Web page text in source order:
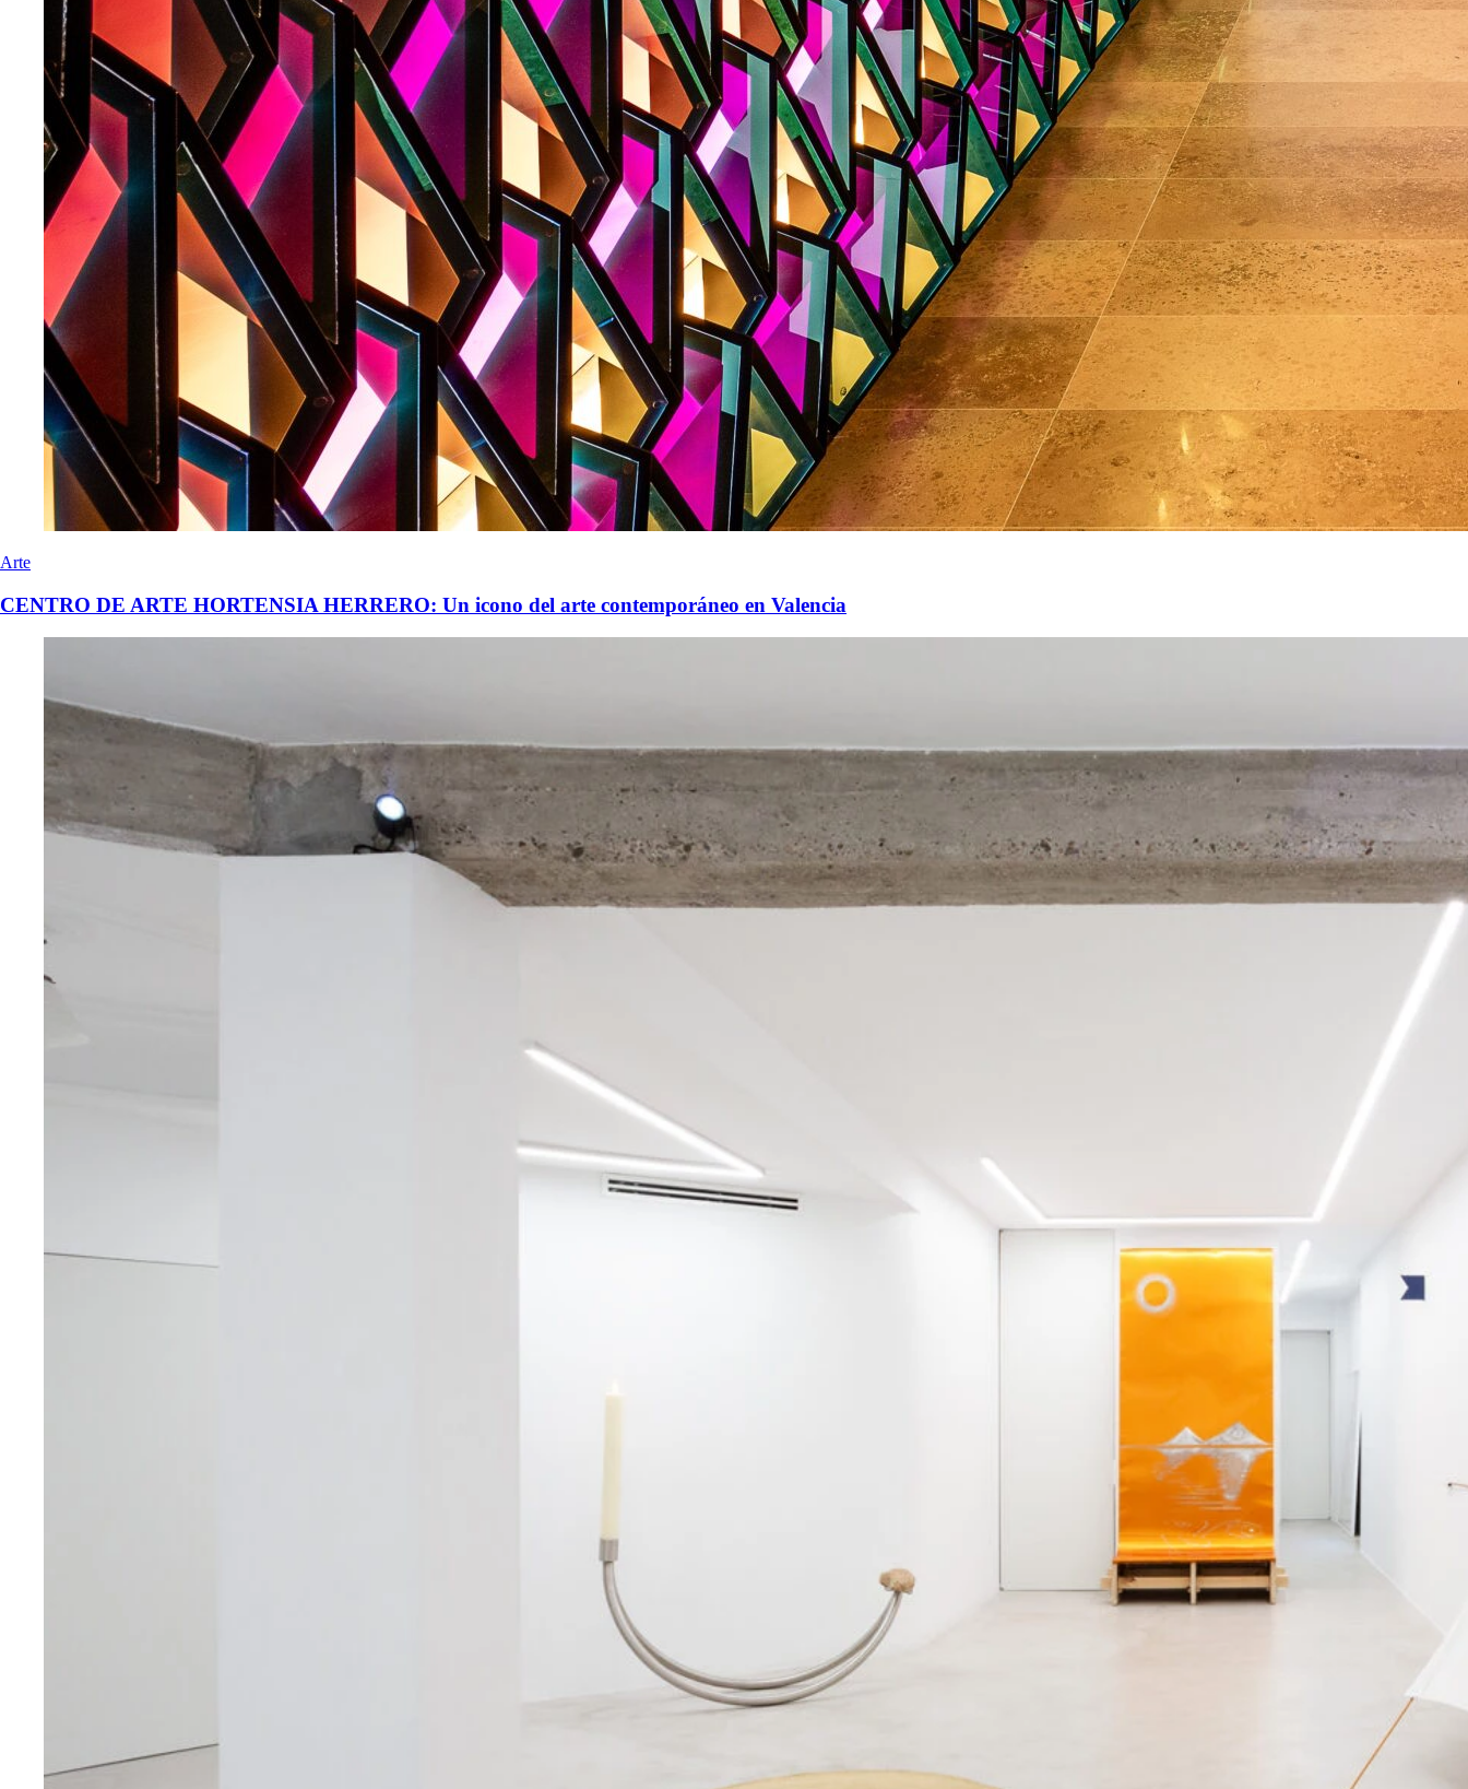
Arte
CENTRO DE ARTE HORTENSIA HERRERO: Un icono del arte contemporáneo en Valencia